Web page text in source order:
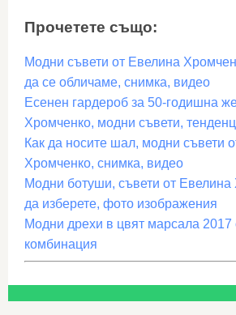
Прочетете също:
Модни съвети от Евелина
да се обличаме, снимка, видео
Есенен гардероб за 50-годишна
Хромченко, модни съвети,
Как да носите шал, модни съвети
Хромченко, снимка, видео
Модни ботуши, съвети от Евелина
да изберете, фото изображения
Модни дрехи в цвят марсала 2017
комбинация